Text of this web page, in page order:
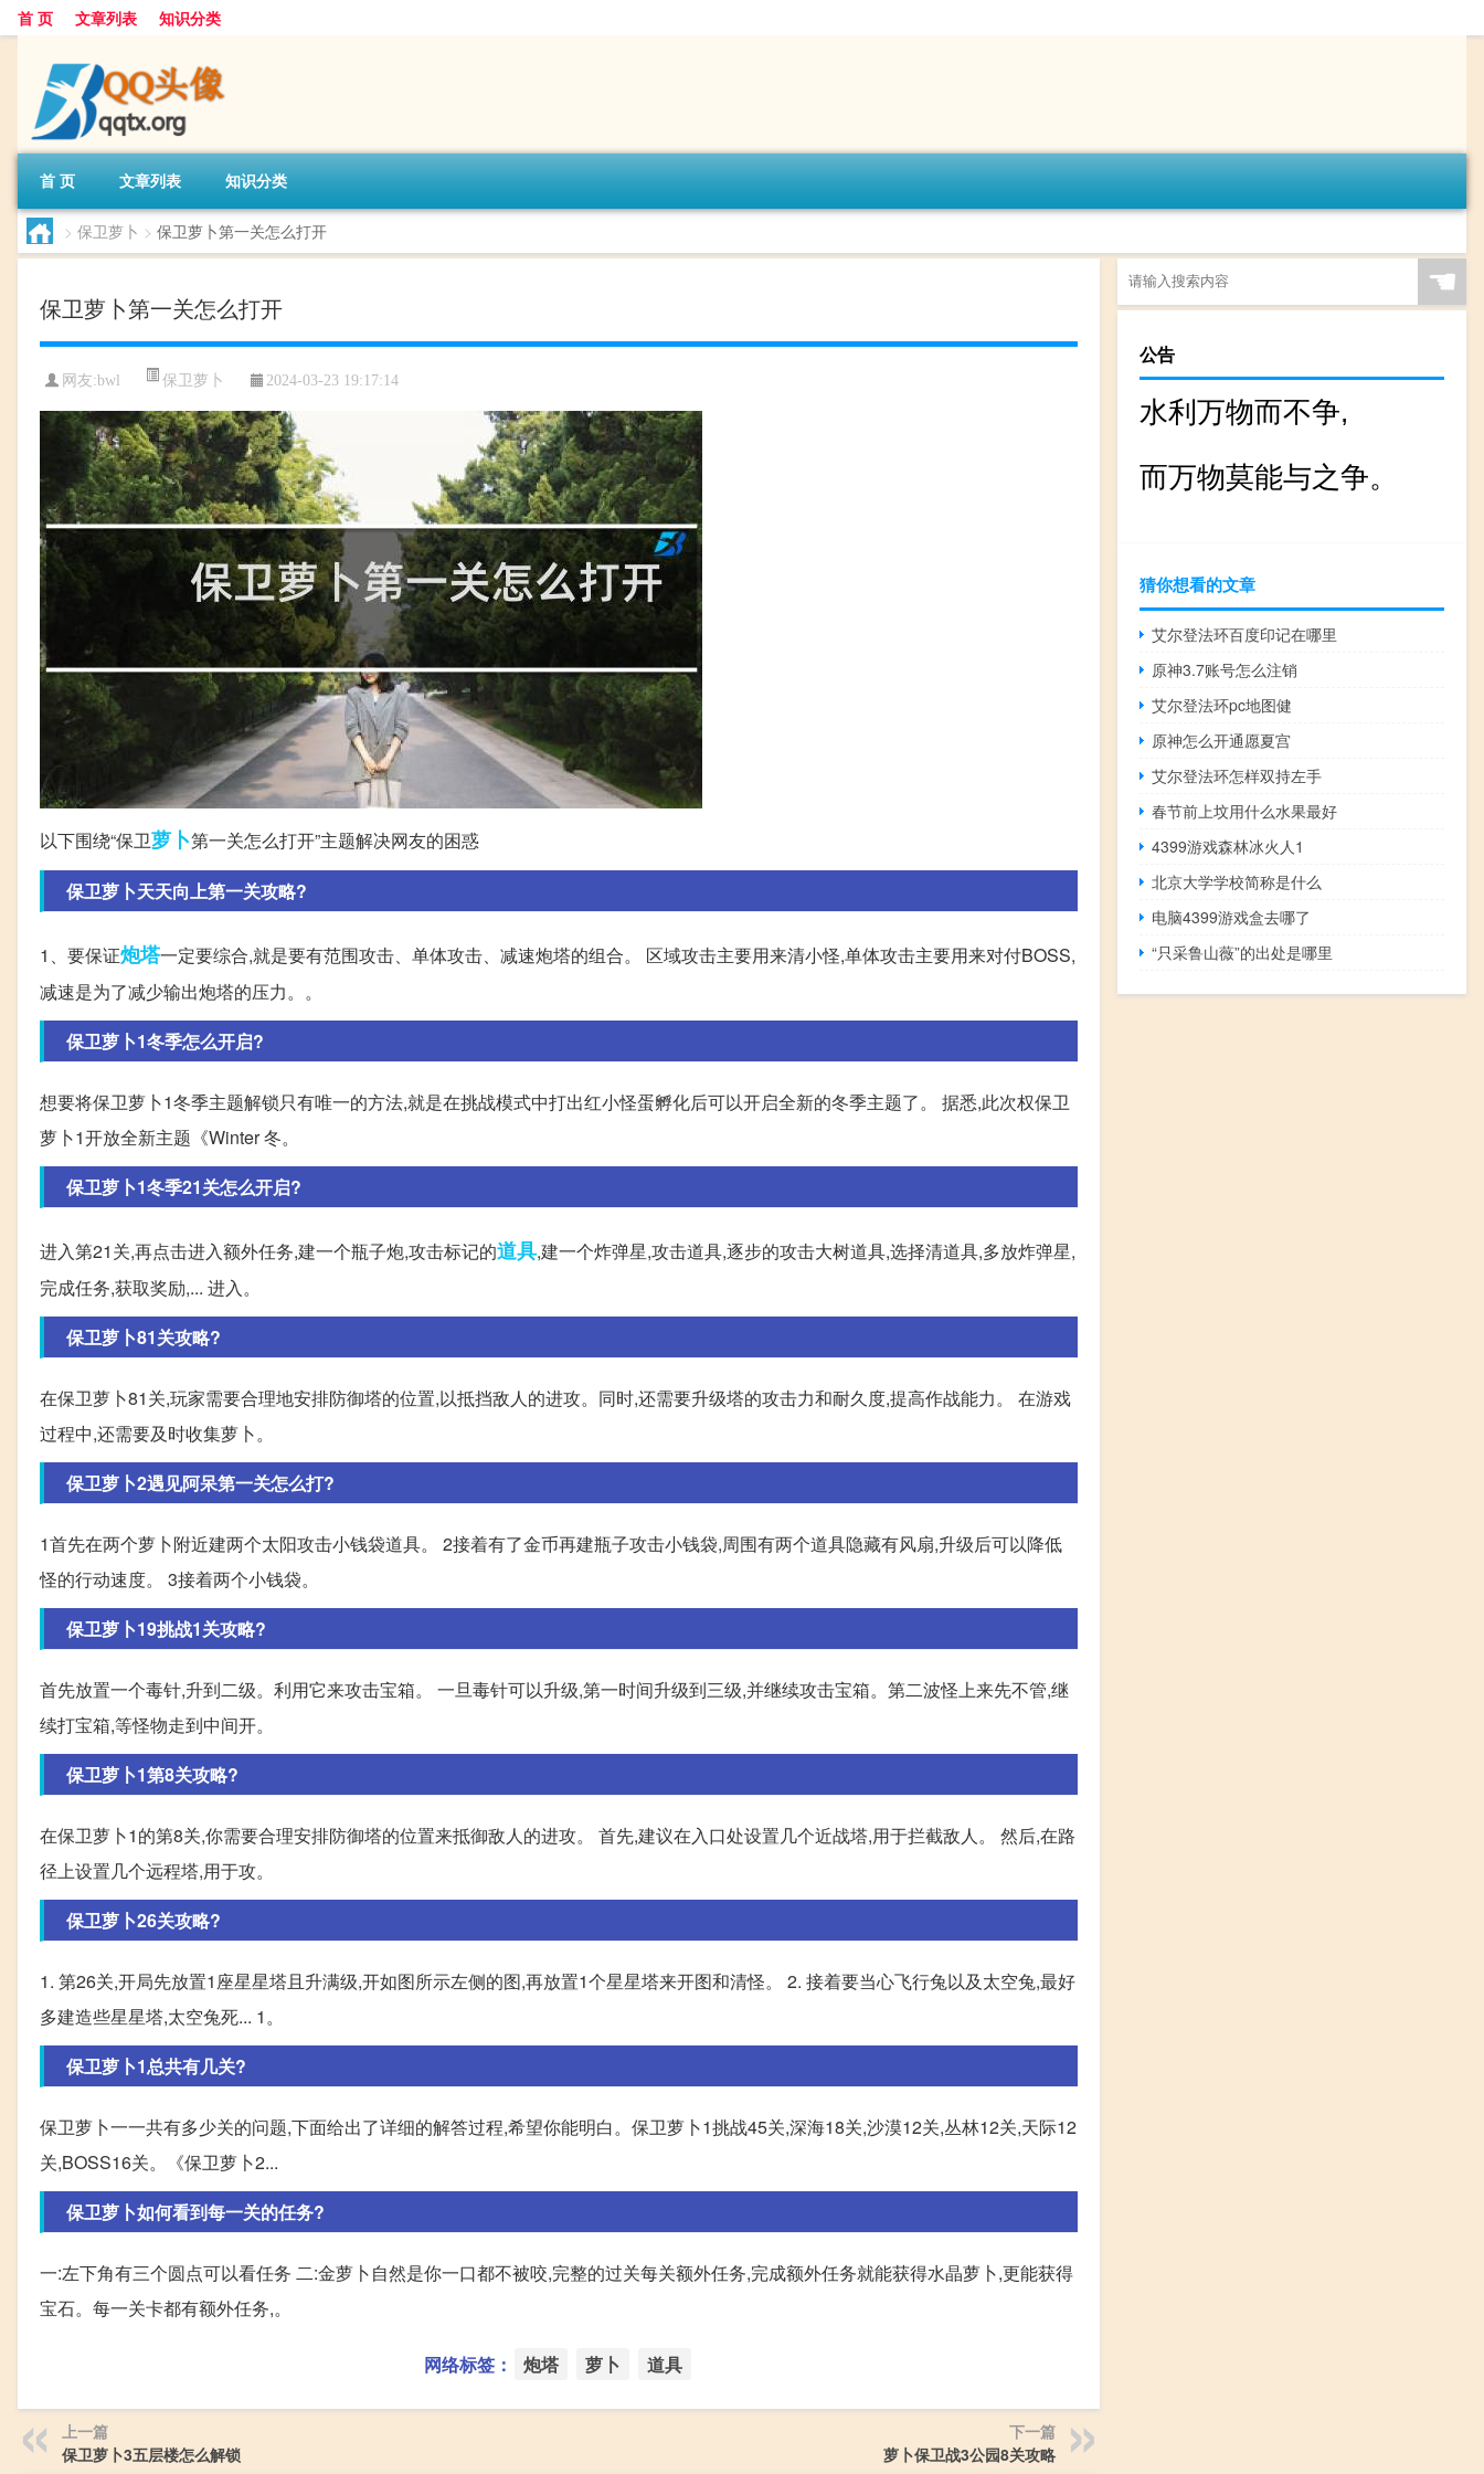
首 页 文章列表 知识分类
首 页 文章列表 知识分类
> 保卫萝卜 > 保卫萝卜第一关怎么打开
保卫萝卜第一关怎么打开
网友:bwl 保卫萝卜 2024-03-23 19:17:14
以下围绕“保卫萝卜第一关怎么打开”主题解决网友的困惑
保卫萝卜天天向上第一关攻略?
1、要保证炮塔一定要综合,就是要有范围攻击、单体攻击、减速炮塔的组合。 区域攻击主要用来清小怪,单体攻击主要用来对付BOSS,
减速是为了减少输出炮塔的压力。。
保卫萝卜1冬季怎么开启?
想要将保卫萝卜1冬季主题解锁只有唯一的方法,就是在挑战模式中打出红小怪蛋孵化后可以开启全新的冬季主题了。 据悉,此次权保卫
萝卜1开放全新主题《Winter 冬。
保卫萝卜1冬季21关怎么开启?
进入第21关,再点击进入额外任务,建一个瓶子炮,攻击标记的道具,建一个炸弹星,攻击道具,逐步的攻击大树道具,选择清道具,多放炸弹星,
完成任务,获取奖励,... 进入。
保卫萝卜81关攻略?
在保卫萝卜81关,玩家需要合理地安排防御塔的位置,以抵挡敌人的进攻。同时,还需要升级塔的攻击力和耐久度,提高作战能力。 在游戏
过程中,还需要及时收集萝卜。
保卫萝卜2遇见阿呆第一关怎么打?
1首先在两个萝卜附近建两个太阳攻击小钱袋道具。 2接着有了金币再建瓶子攻击小钱袋,周围有两个道具隐藏有风扇,升级后可以降低
怪的行动速度。 3接着两个小钱袋。
保卫萝卜19挑战1关攻略?
首先放置一个毒针,升到二级。利用它来攻击宝箱。 一旦毒针可以升级,第一时间升级到三级,并继续攻击宝箱。第二波怪上来先不管,继
续打宝箱,等怪物走到中间开。
保卫萝卜1第8关攻略?
在保卫萝卜1的第8关,你需要合理安排防御塔的位置来抵御敌人的进攻。 首先,建议在入口处设置几个近战塔,用于拦截敌人。 然后,在路
径上设置几个远程塔,用于攻。
保卫萝卜26关攻略?
1. 第26关,开局先放置1座星星塔且升满级,开如图所示左侧的图,再放置1个星星塔来开图和清怪。 2. 接着要当心飞行兔以及太空兔,最好
多建造些星星塔,太空兔死... 1。
保卫萝卜1总共有几关?
保卫萝卜一一共有多少关的问题,下面给出了详细的解答过程,希望你能明白。保卫萝卜1挑战45关,深海18关,沙漠12关,丛林12关,天际12
关,BOSS16关。《保卫萝卜2...
保卫萝卜如何看到每一关的任务?
一:左下角有三个圆点可以看任务 二:金萝卜自然是你一口都不被咬,完整的过关每关额外任务,完成额外任务就能获得水晶萝卜,更能获得
宝石。每一关卡都有额外任务,。
网络标签： 炮塔 萝卜 道具
上一篇
保卫萝卜3五层楼怎么解锁
下一篇
萝卜保卫战3公园8关攻略
☚
公告
水利万物而不争,
而万物莫能与之争。
猜你想看的文章
艾尔登法环百度印记在哪里
原神3.7账号怎么注销
艾尔登法环pc地图健
原神怎么开通愿夏宫
艾尔登法环怎样双持左手
春节前上坟用什么水果最好
4399游戏森林冰火人1
北京大学学校简称是什么
电脑4399游戏盒去哪了
“只采鲁山薇”的出处是哪里